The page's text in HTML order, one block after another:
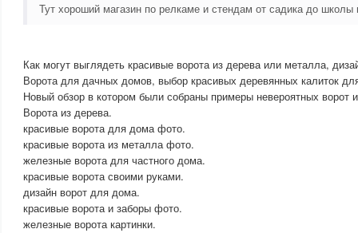
Тут хороший магазин по релкаме и стендам от садика до
Как могут выглядеть красивые ворота из дерева или металла,
Ворота для дачных домов, выбор красивых деревянных калиток
Новый обзор в котором были собраны примеры невероятных ворот
Ворота из дерева.
красивые ворота для дома фото.
красивые ворота из металла фото.
железные ворота для частного дома.
красивые ворота своими руками.
дизайн ворот для дома.
красивые ворота и заборы фото.
железные ворота картинки.